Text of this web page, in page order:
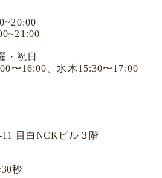
・祝日
〜16:00、水木15:30〜17:00
目白NCKビル３階
秒